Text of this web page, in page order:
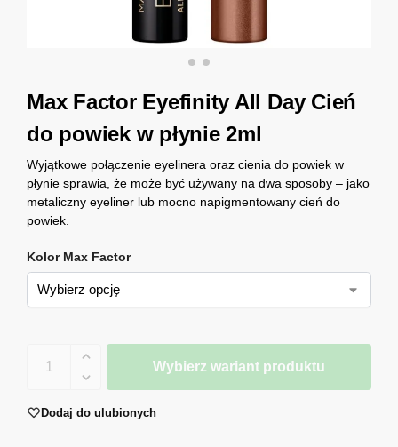
Max Factor Eyefinity All Day Cień
do powiek w płynie 2ml
Wyjątkowe połączenie eyelinera oraz cienia do powiek w
płynie sprawia, że może być używany na dwa sposoby – jako
metaliczny eyeliner lub mocno napigmentowany cień do
powiek.
Kolor Max Factor
Wybierz wariant produktu
Dodaj do ulubionych